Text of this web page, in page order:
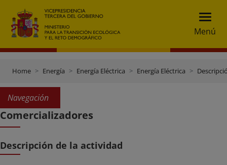
Menú
Home Energía Energía Eléctrica Energía Eléctrica
Navegación
Comercializadores
Descripción de la actividad